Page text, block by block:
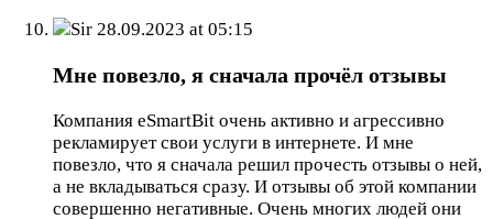
Sir 28.09.2023 at 05:15
Мне повезло, я сначала прочёл отзывы
Компания eSmartBit очень активно и агрессивно
рекламирует свои услуги в интернете. И мне
повезло, что я сначала решил прочесть отзывы о ней,
а не вкладываться сразу. И отзывы об этой компании
совершенно негативные. Очень многих людей они